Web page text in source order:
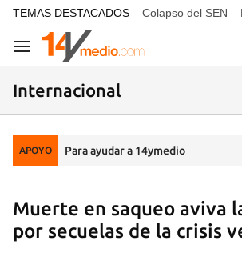
common.go-to-content
TEMAS DESTACADOS Colapso del SEN
Navegación
Internacional
APOYO Para ayudar a 14ymedio
Muerte en saqueo aviva
por secuelas de la crisis